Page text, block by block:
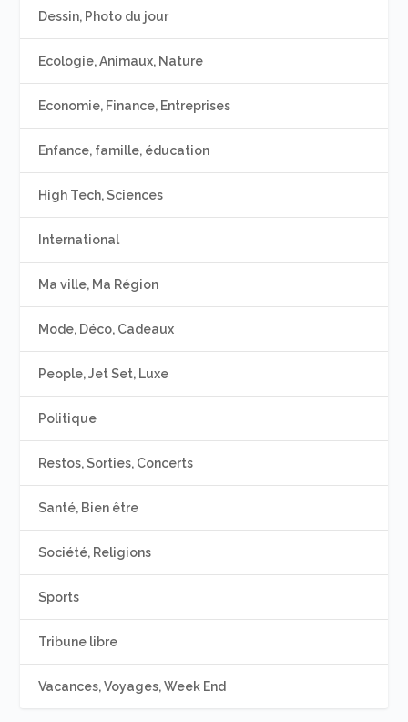
Dessin, Photo du jour
Ecologie, Animaux, Nature
Economie, Finance, Entreprises
Enfance, famille, éducation
High Tech, Sciences
International
Ma ville, Ma Région
Mode, Déco, Cadeaux
People, Jet Set, Luxe
Politique
Restos, Sorties, Concerts
Santé, Bien être
Société, Religions
Sports
Tribune libre
Vacances, Voyages, Week End